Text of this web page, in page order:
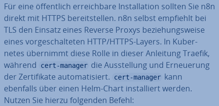
Für eine öf­fent­lich er­reich­ba­re In­stal­la­ti­on sollten Sie n8n
direkt mit HTTPS be­reit­stel­len. n8n selbst empfiehlt bei
TLS den Einsatz eines Reverse Proxys be­zie­hungs­wei­se
eines vor­ge­schal­te­ten HTTP/HTTPS-Layers. In Ku­ber­
netes übernimmt diese Rolle in dieser Anleitung Traefik,
während
cert-manager die Aus­stel­lung und Er­neue­rung
der Zer­ti­fi­ka­te au­to­ma­ti­siert.
cert-manager kann
ebenfalls über einen Helm-Chart in­stal­liert werden.
Nutzen Sie hierzu folgenden Befehl: